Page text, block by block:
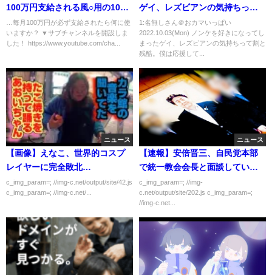
100万円支給される風○用の100
万円…使用用途不明の「文書通
信交通滞在費」に立法コンサル
タントがメス
…毎月100万円が必ず支給されたら何に使
いますか？ ▼サブチャンネルを開設しま
した！ https://www.youtube.com/cha...
ゲイ、レズビアンの気持ちって
割と残酷。僕は応援してる。
【同性愛】
1:名無しさん＠おカマいっぱい
2022.10.03(Mon) ノンケを好きになってし
まったゲイ、レズビアンの気持ちって割と
残酷。僕は応援して...
ニュース
【画像】えなこ、世界的コスプ
レイヤーに完全敗北…
c_img_param=; //img-c.net/output/site/42.js
c_img_param=; //img-c.net/...
ニュース
【速報】安倍晋三、自民党本部
で統一教会会長と面談していた
ことをバラされてしまう
c_img_param=; //img-
c.net/output/site/202.js c_img_param=;
//img-c.net...